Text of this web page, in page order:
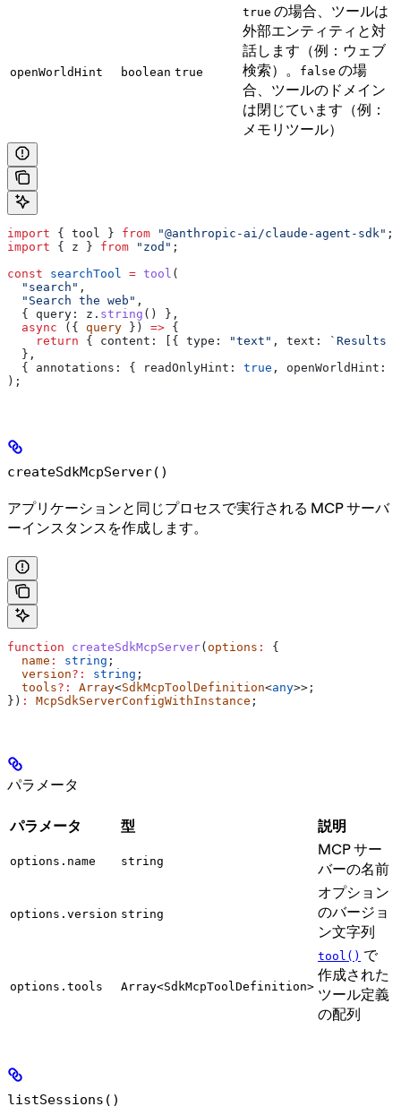
openWorldHint boolean true
true の場合、ツールは
外部エンティティと対
話します（例：ウェブ
検索）。
false の場
合、ツールのドメイン
は閉じています（例：
メモリツール）
import { tool } from "@anthropic-ai/claude-agent-sdk" ;
import { z } from "zod" ;
const searchTool = tool (
  "search"
,
  "Search the web"
,
  {
query: z . string () },
  async
({ query }) => {
    return
{ content: [{ type: "text" , text:
`Results
  },
  {
annotations: { readOnlyHint: true , openWorldHint:
);
createSdkMcpServer()
アプリケーションと同じプロセスで実行される MCP サーバ
ーインスタンスを作成します。
function createSdkMcpServer(options :
{
  name
: string ;
  version
?: string ;
  tools
?: Array<SdkMcpToolDefinition<any>>;
}) : McpSdkServerConfigWithInstance ;
パラメータ
パラメータ 型 説明
options.name string
MCP サー
バーの名前
options.version string
オプション
のバージョ
ン文字列
options.tools Array<SdkMcpToolDefinition>
tool() で
作成された
ツール定義
の配列
listSessions()